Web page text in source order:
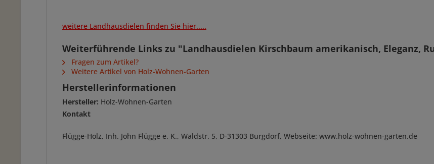
weitere Landhausdielen finden Sie hier.....
Weiterführende Links zu "Landhausdielen Kirschbaum amerikanisch, Eleganz,
Fragen zum Artikel?
Weitere Artikel von Holz-Wohnen-Garten
Herstellerinformationen
Hersteller: Holz-Wohnen-Garten
Kontakt
Flügge-Holz, Inh. John Flügge e. K., Waldstr. 5, D-31303 Burgdorf, Webseite: www.holz-wohnen-garten.de